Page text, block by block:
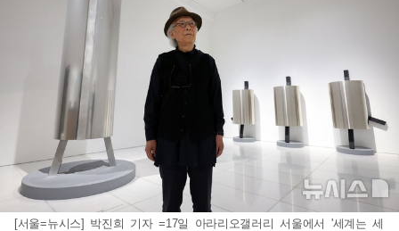
[서울=뉴시스] 박진희 기자 =17일 아라리오갤러리 서울에서 '세계는 세